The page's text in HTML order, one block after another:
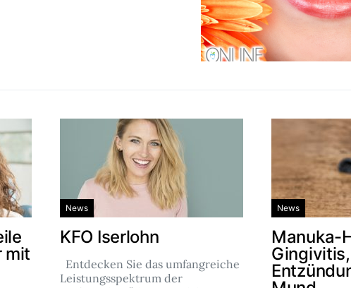
mit
News
KFO Iserlohn
Entdecken Sie das umfangreiche
Leistungsspektrum der
News
Manuka-